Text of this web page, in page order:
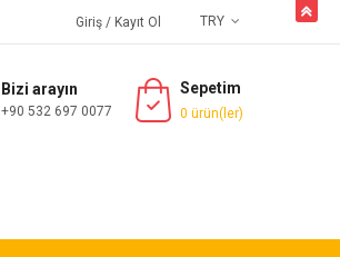
TRY
Giriş / Kayıt Ol
Bizi arayın
+90 532 697 0077
Sepetim
0 ürün(ler)